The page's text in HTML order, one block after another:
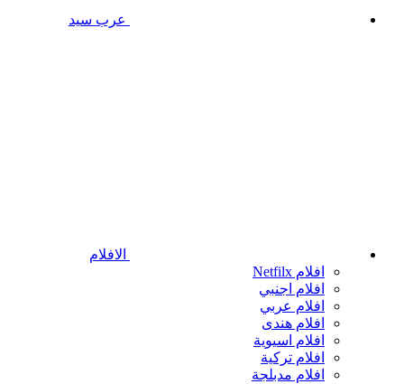
عرب سيد
الافلام
افلام Netfilx
افلام اجنبي
افلام عربي
افلام هندى
افلام اسيوية
افلام تركية
افلام مدبلجة